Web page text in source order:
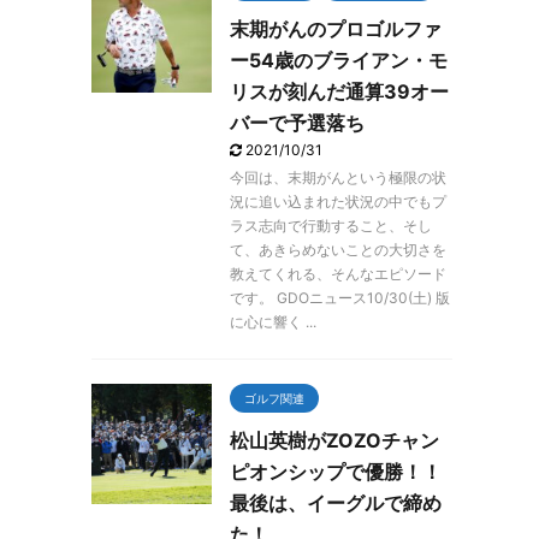
末期がんのプロゴルファ
ー54歳のブライアン・モ
リスが刻んだ通算39オー
バーで予選落ち
2021/10/31
今回は、末期がんという極限の状
況に追い込まれた状況の中でもプ
ラス志向で行動すること、そし
て、あきらめないことの大切さを
教えてくれる、そんなエピソード
です。 GDOニュース10/30(土) 版
に心に響く ...
ゴルフ関連
松山英樹がZOZOチャン
ピオンシップで優勝！！
最後は、イーグルで締め
た！